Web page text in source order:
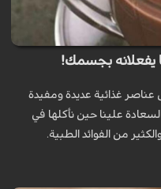
يفعلانه بجسمك!
عناصر غذائية عديدة ومفيدة
علينا حين نأكلها في
من الفوائد الطبية.